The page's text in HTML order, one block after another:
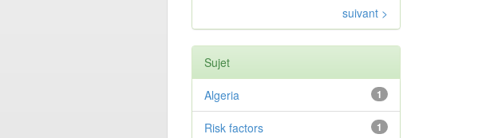
suivant >
Sujet
1
Algeria
1
Risk factors